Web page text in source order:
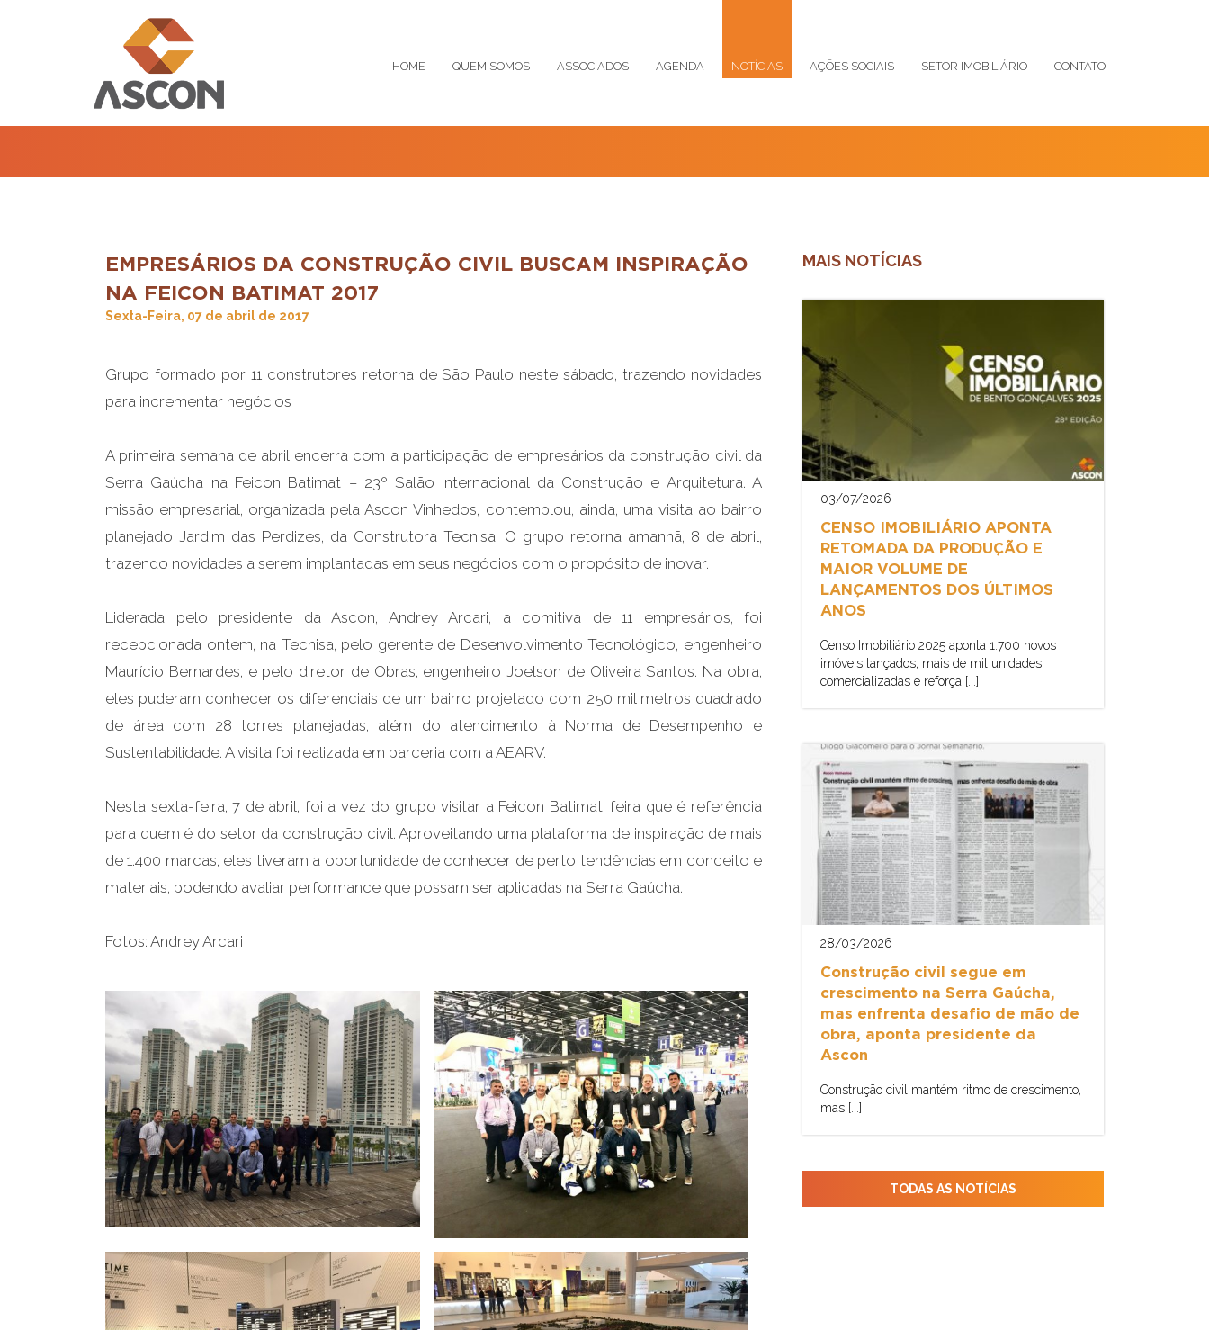
HOME QUEM SOMOS ASSOCIADOS AGENDA NOTÍCIAS AÇÕES SOCIAIS SETOR IMOBILIÁRIO CONTATO
EMPRESÁRIOS DA CONSTRUÇÃO CIVIL BUSCAM INSPIRAÇÃO
NA FEICON BATIMAT 2017
Sexta-Feira, 07 de abril de 2017
Grupo formado por 11 construtores retorna de São Paulo neste sábado, trazendo novidades
para incrementar negócios
A primeira semana de abril encerra com a participação de empresários da construção civil da
Serra Gaúcha na Feicon Batimat – 23º Salão Internacional da Construção e Arquitetura. A
missão empresarial, organizada pela Ascon Vinhedos, contemplou, ainda, uma visita ao bairro
planejado Jardim das Perdizes, da Construtora Tecnisa. O grupo retorna amanhã, 8 de abril,
trazendo novidades a serem implantadas em seus negócios com o propósito de inovar.
Liderada pelo presidente da Ascon, Andrey Arcari, a comitiva de 11 empresários, foi
recepcionada ontem, na Tecnisa, pelo gerente de Desenvolvimento Tecnológico, engenheiro
Maurício Bernardes, e pelo diretor de Obras, engenheiro Joelson de Oliveira Santos. Na obra,
eles puderam conhecer os diferenciais de um bairro projetado com 250 mil metros quadrado
de área com 28 torres planejadas, além do atendimento à Norma de Desempenho e
Sustentabilidade. A visita foi realizada em parceria com a AEARV.
Nesta sexta-feira, 7 de abril, foi a vez do grupo visitar a Feicon Batimat, feira que é referência
para quem é do setor da construção civil. Aproveitando uma plataforma de inspiração de mais
de 1.400 marcas, eles tiveram a oportunidade de conhecer de perto tendências em conceito e
materiais, podendo avaliar performance que possam ser aplicadas na Serra Gaúcha.
Fotos: Andrey Arcari
MAIS NOTÍCIAS
03/07/2026
CENSO IMOBILIÁRIO APONTA
RETOMADA DA PRODUÇÃO E
MAIOR VOLUME DE
LANÇAMENTOS DOS ÚLTIMOS
ANOS
Censo Imobiliário 2025 aponta 1.700 novos
imóveis lançados, mais de mil unidades
comercializadas e reforça [...]
28/03/2026
Construção civil segue em
crescimento na Serra Gaúcha,
mas enfrenta desafio de mão de
obra, aponta presidente da
Ascon
Construção civil mantém ritmo de crescimento,
mas [...]
TODAS AS NOTÍCIAS